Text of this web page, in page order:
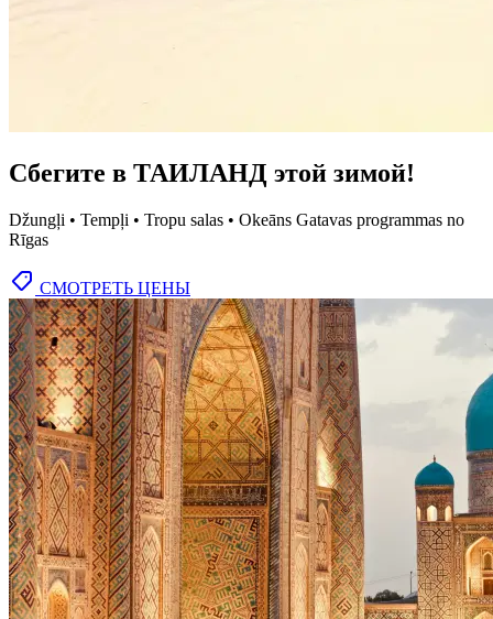
Сбегите в ТАИЛАНД этой зимой!
Džungļi • Tempļi • Tropu salas • Okeāns Gatavas programmas no
Rīgas
СМОТРЕТЬ ЦЕНЫ